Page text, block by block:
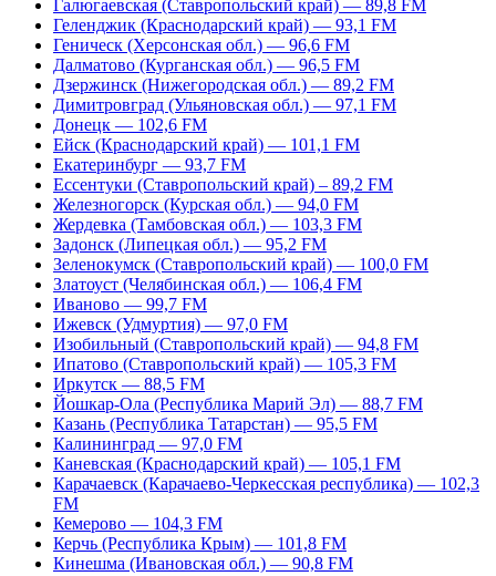
Галюгаевская (Ставропольский край) — 89,8 FM
Геленджик (Краснодарский край) — 93,1 FM
Геническ (Херсонская обл.) — 96,6 FM
Далматово (Курганская обл.) — 96,5 FM
Дзержинск (Нижегородская обл.) — 89,2 FM
Димитровград (Ульяновская обл.) — 97,1 FM
Донецк — 102,6 FM
Ейск (Краснодарский край) — 101,1 FM
Екатеринбург — 93,7 FM
Ессентуки (Ставропольский край) – 89,2 FM
Железногорск (Курская обл.) — 94,0 FM
Жердевка (Тамбовская обл.) — 103,3 FM
Задонск (Липецкая обл.) — 95,2 FM
Зеленокумск (Ставропольский край) — 100,0 FM
Златоуст (Челябинская обл.) — 106,4 FM
Иваново — 99,7 FM
Ижевск (Удмуртия) — 97,0 FM
Изобильный (Ставропольский край) — 94,8 FM
Ипатово (Ставропольский край) — 105,3 FM
Иркутск — 88,5 FM
Йошкар-Ола (Республика Марий Эл) — 88,7 FM
Казань (Республика Татарстан) — 95,5 FM
Калининград — 97,0 FM
Каневская (Краснодарский край) — 105,1 FM
Карачаевск (Карачаево-Черкесская республика) — 102,3
FM
Кемерово — 104,3 FM
Керчь (Республика Крым) — 101,8 FM
Кинешма (Ивановская обл.) — 90,8 FM